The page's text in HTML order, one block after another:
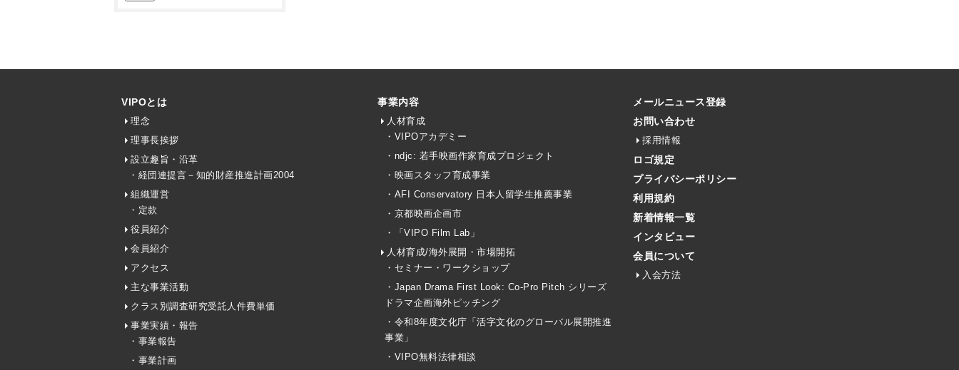
VIPOとは
理念
理事長挨拶
設立趣旨・沿革
・経団連提言－知的財産推進計画2004
組織運営
・定款
役員紹介
会員紹介
アクセス
主な事業活動
クラス別調査研究受託人件費単価
事業実績・報告
・事業報告
・事業計画
事業内容
人材育成
・VIPOアカデミー
・ndjc: 若手映画作家育成プロジェクト
・映画スタッフ育成事業
・AFI Conservatory 日本人留学生推薦事業
・京都映画企画市
・「VIPO Film Lab」
人材育成/海外展開・市場開拓
・セミナー・ワークショップ
・Japan Drama First Look: Co-Pro Pitch シリーズ
ドラマ企画海外ピッチング
・令和8年度文化庁「活字文化のグローバル展開推進
事業」
・VIPO無料法律相談
メールニュース登録
お問い合わせ
採用情報
ロゴ規定
プライバシーポリシー
利用規約
新着情報一覧
インタビュー
会員について
入会方法